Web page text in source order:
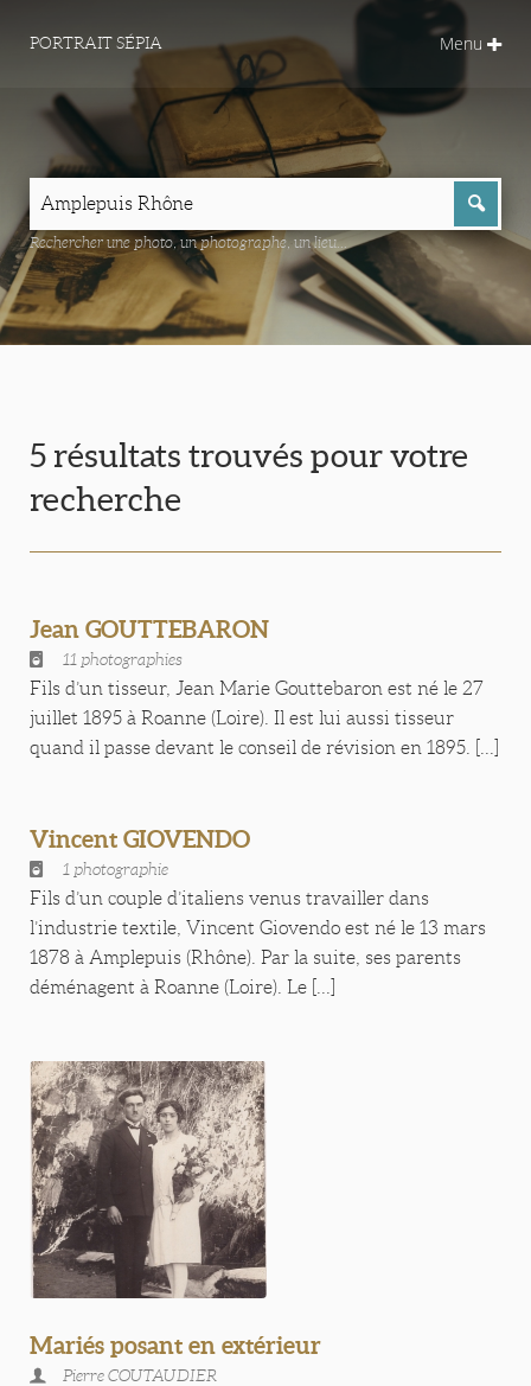
PORTRAIT SÉPIA Menu
Rechercher une photo, un photographe, un lieu...
5 résultats trouvés pour votre
recherche
Jean GOUTTEBARON
11 photographies
Fils d’un tisseur, Jean Marie Gouttebaron est né le 27
juillet 1895 à Roanne (Loire). Il est lui aussi tisseur
quand il passe devant le conseil de révision en 1895. [...]
Vincent GIOVENDO
1 photographie
Fils d’un couple d’italiens venus travailler dans
l’industrie textile, Vincent Giovendo est né le 13 mars
1878 à Amplepuis (Rhône). Par la suite, ses parents
déménagent à Roanne (Loire). Le [...]
Mariés posant en extérieur
Pierre COUTAUDIER